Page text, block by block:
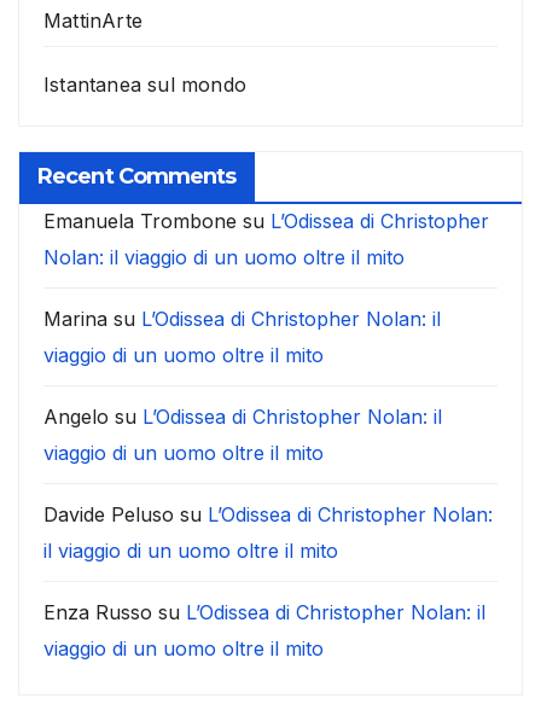
MattinArte
Istantanea sul mondo
Recent Comments
Emanuela Trombone su L’Odissea di Christopher
Nolan: il viaggio di un uomo oltre il mito
Marina su L’Odissea di Christopher Nolan: il
viaggio di un uomo oltre il mito
Angelo su L’Odissea di Christopher Nolan: il
viaggio di un uomo oltre il mito
Davide Peluso su L’Odissea di Christopher Nolan:
il viaggio di un uomo oltre il mito
Enza Russo su L’Odissea di Christopher Nolan: il
viaggio di un uomo oltre il mito